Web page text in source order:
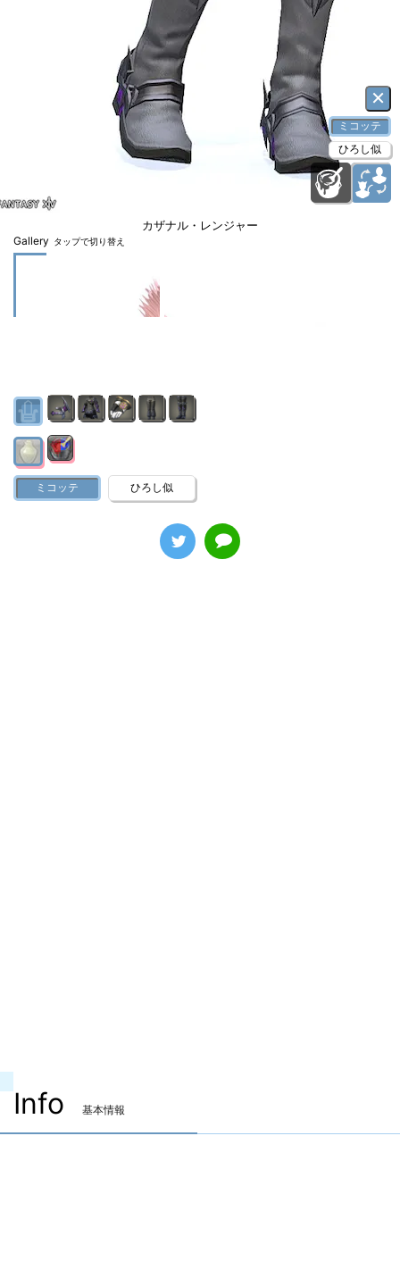
カザナル・レンジャー
×
ミコッテ
ひろし似
Gallery タップで切り替え
ミコッテ ひろし似
Info 基本情報